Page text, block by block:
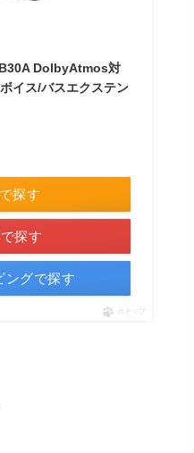
DolbyAtmos対
イス/バスエクステン
探す
探す
ングで探す
ポチップ